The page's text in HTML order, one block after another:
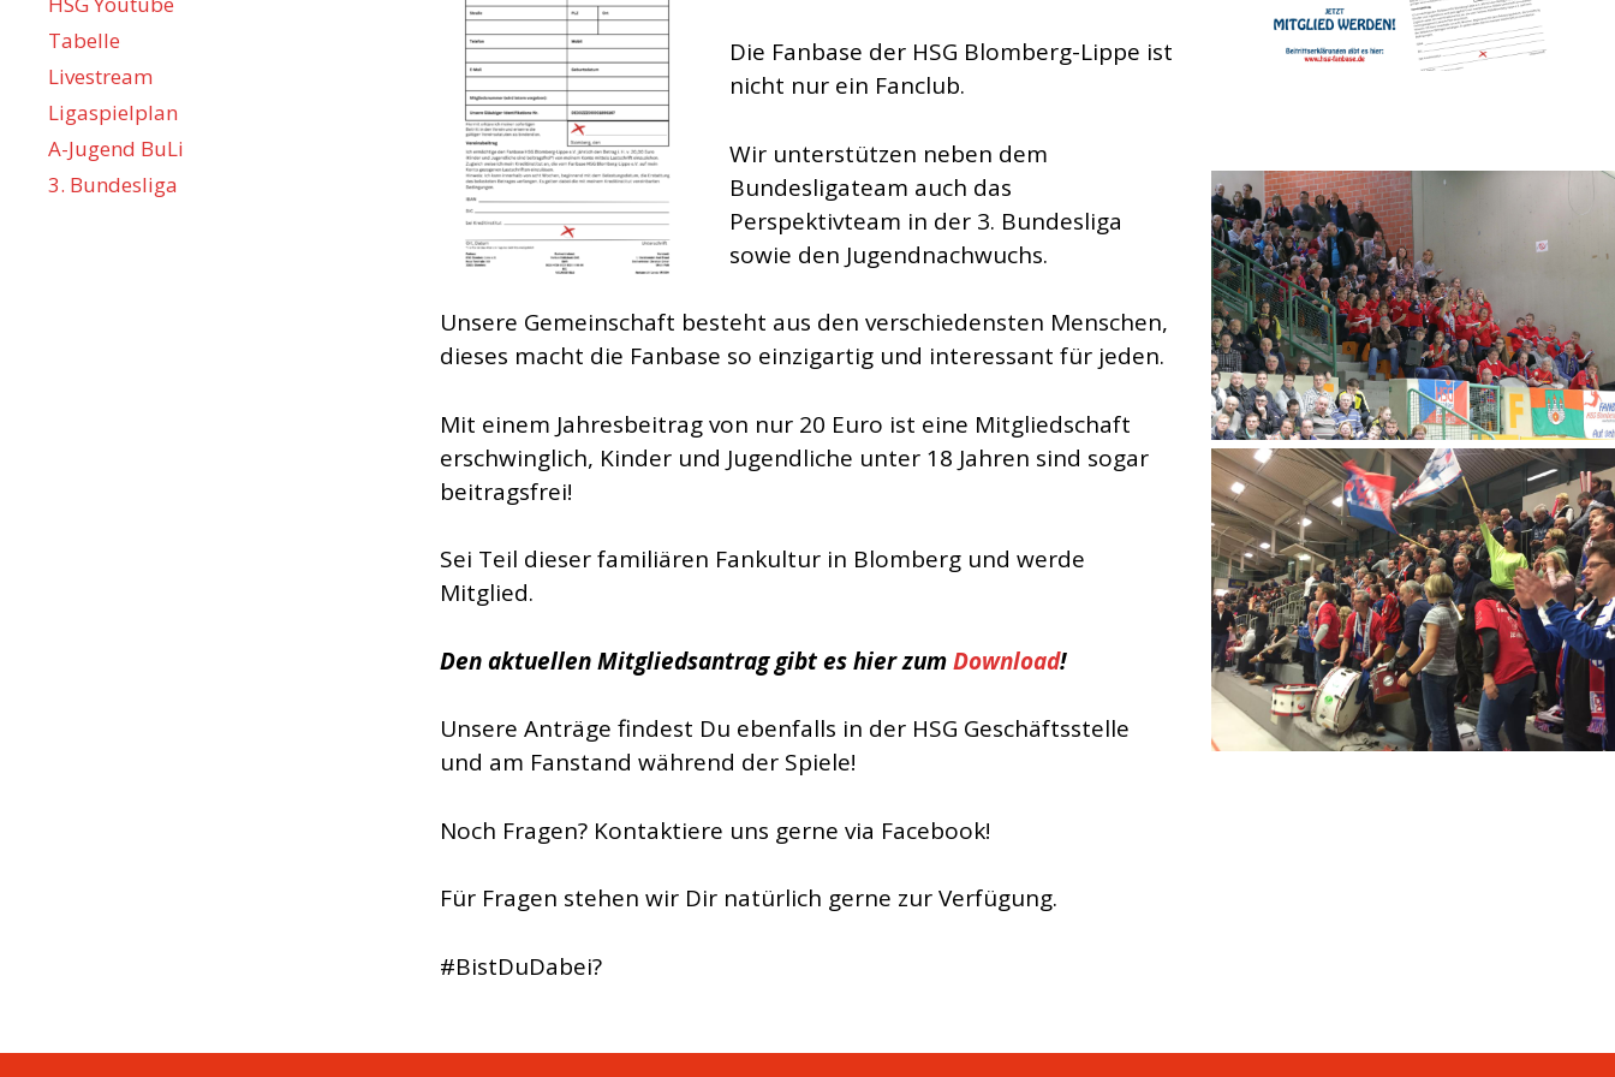
Die Fanbase der HSG Blomberg-Lippe ist
nicht nur ein Fanclub.
Wir unterstützen neben dem
Bundesligateam auch das
Perspektivteam in der 3. Bundesliga
sowie den Jugendnachwuchs.
Unsere Gemeinschaft besteht aus den verschiedensten Menschen,
dieses macht die Fanbase so einzigartig und interessant für jeden.
Mit einem Jahresbeitrag von nur 20 Euro ist eine Mitgliedschaft
erschwinglich, Kinder und Jugendliche unter 18 Jahren sind sogar
beitragsfrei!
Sei Teil dieser familiären Fankultur in Blomberg und werde
Mitglied.
Den aktuellen Mitgliedsantrag gibt es hier zumDownload!
Unsere Anträge findest Du ebenfalls in der HSG Geschäftsstelle
und am Fanstand während der Spiele!
Noch Fragen? Kontaktiere uns gerne via Facebook!
Für Fragen stehen wir Dir natürlich gerne zur Verfügung.
#BistDuDabei?
Tabelle
Livestream
Ligaspielplan
A-Jugend BuLi
3. Bundesliga